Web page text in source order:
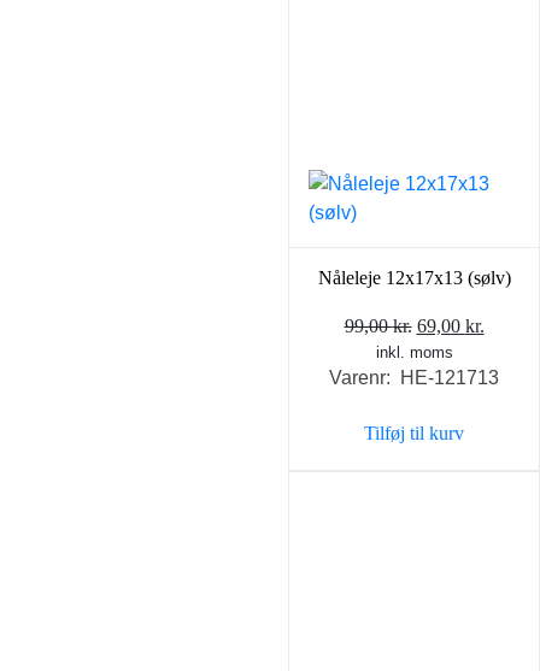
Nåleleje 12x17x13 (sølv)
99,00kr. Den
oprindelige
pris
99,00 kr..
69,00 kr.
pris
inkl. moms
Varenr: HE-121713
Tilføj til kurv